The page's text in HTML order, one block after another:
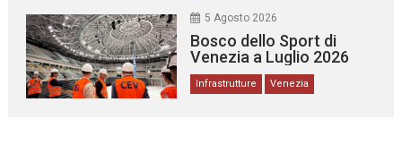
5 Agosto 2026
Bosco dello Sport di
Venezia a Luglio 2026
Infrastrutture Venezia